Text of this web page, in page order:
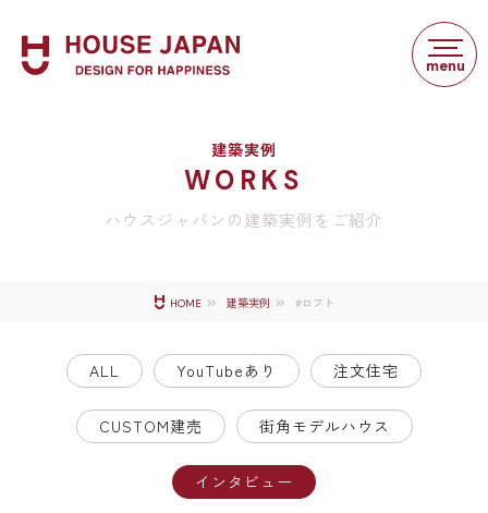
建築実例
WORKS
ハウスジャパンの建築実例をご紹介
HOME 建築実例 #ロフト
ALL YouTubeあり 注文住宅
CUSTOM建売 街角モデルハウス
インタビュー